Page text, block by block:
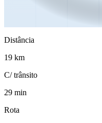
Distância
19 km
C/ trânsito
29 min
Rota